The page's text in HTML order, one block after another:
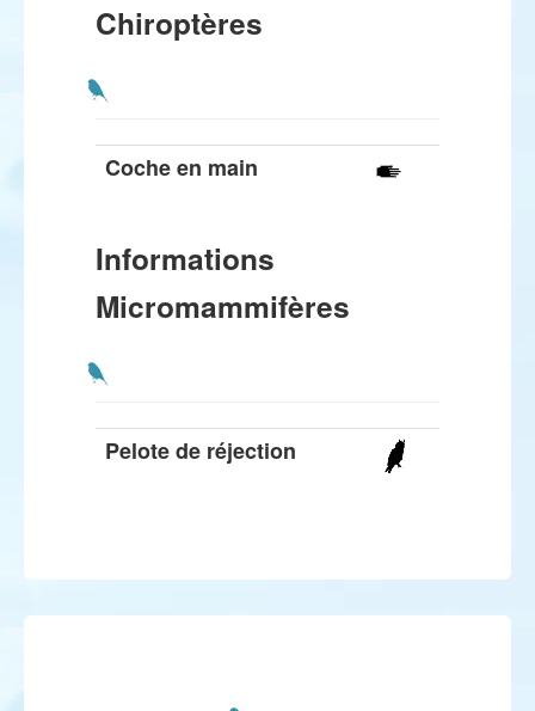
Chiroptères
Coche en main
Informations
Micromammifères
Pelote de réjection